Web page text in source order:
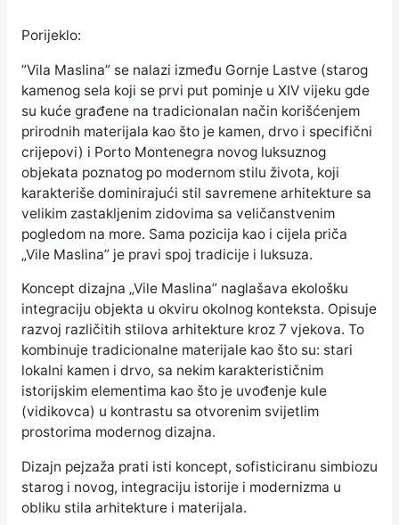
Porijeklo:
”Vila Maslina” se nalazi između Gornje Lastve (starog
kamenog sela koji se prvi put pominje u XIV vijeku gde
su kuće građene na tradicionalan način korišćenjem
prirodnih materijala kao što je kamen, drvo i specifični
crijepovi) i Porto Montenegra novog luksuznog
objekata poznatog po modernom stilu života, koji
karakteriše dominirajući stil savremene arhitekture sa
velikim zastakljenim zidovima sa veličanstvenim
pogledom na more. Sama pozicija kao i cijela priča
„Vile Maslina” je pravi spoj tradicije i luksuza.
Koncept dizajna „Vile Maslina” naglašava ekološku
integraciju objekta u okviru okolnog konteksta. Opisuje
razvoj različitih stilova arhitekture kroz 7 vjekova. To
kombinuje tradicionalne materijale kao što su: stari
lokalni kamen i drvo, sa nekim karakterističnim
istorijskim elementima kao što je uvođenje kule
(vidikovca) u kontrastu sa otvorenim svijetlim
prostorima modernog dizajna.
Dizajn pejzaža prati isti koncept, sofisticiranu simbiozu
starog i novog, integraciju istorije i modernizma u
obliku stila arhitekture i materijala.